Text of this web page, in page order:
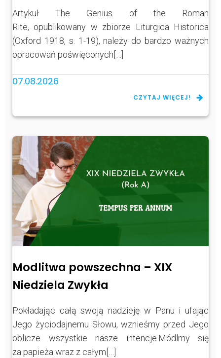
Artykuł The Genius of the Roman
Rite, opublikowany w zbiorze Liturgica Historica
(Oxford 1918, s. 1-19), należy do bardzo ważnych
opracowań poświęconych[…]
07.08.2026
CZYTAJ WIĘCEJ!
Modlitwa powszechna – XIX
Niedziela Zwykła
Pokładając całą swoją nadzieję w Panu i ufając
Jego życiodajnemu Słowu, wznieśmy przed Jego
oblicze wszystkie nasze intencje.Módlmy się
za papieża wraz z całym[…]